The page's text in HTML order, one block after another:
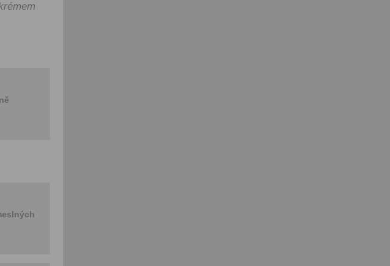
zpracováním osobních údajů za účelem
Souhlas je udělen po dobu pěti let, nebo
do odvolání Vašeho souhlasu se